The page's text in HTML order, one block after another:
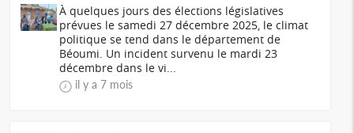
À quelques jours des élections législatives
prévues le samedi 27 décembre 2025, le climat
politique se tend dans le département de
Béoumi. Un incident survenu le mardi 23
décembre dans le vi...
il y a 7 mois